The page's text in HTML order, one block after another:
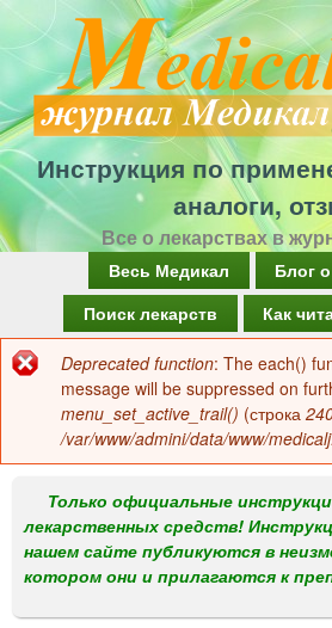
Перейти
к
основному
содержанию
Инструкция по
аналоги,
Все о лекарствах в
а
в
о
м
е
н
Весь Медикал
Блог
Поиск лекарств
Как
Сообщение
об
ошибке
Deprecated function: The each()
message will be suppressed on
menu_set_active_trail() (строка
/var/www/admini/data/www/
Только официальные
лекарственных средств!
нашем сайте публикуются в
котором они и прилагаются к